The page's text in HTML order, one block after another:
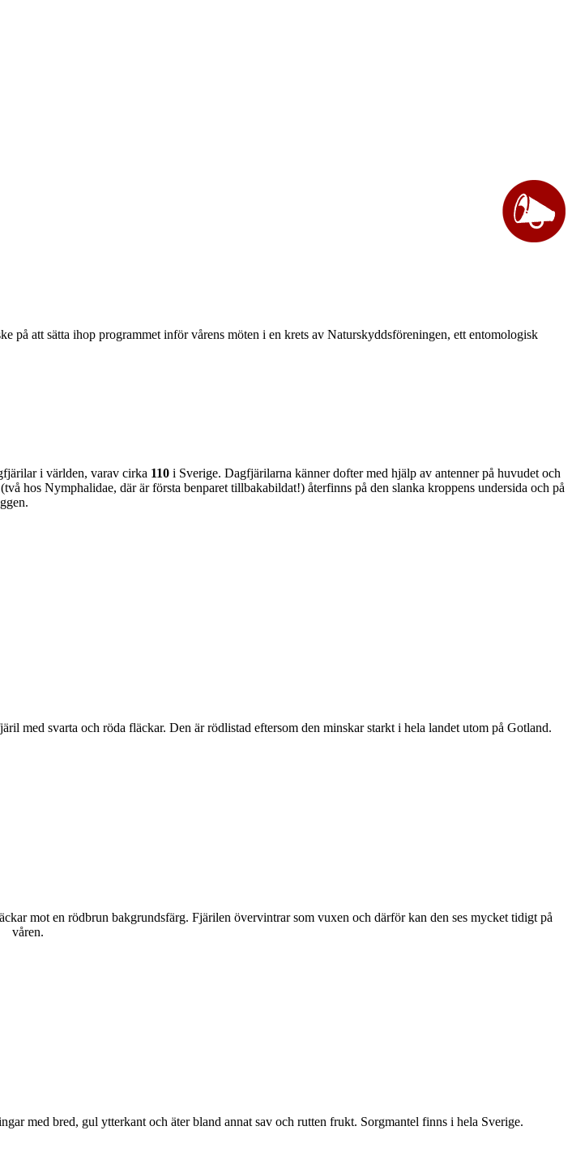
att sätta ihop programmet inför vårens möten i en krets av Naturskyddsföreningen, ett entomologisk
i världen, varav cirka 110 i Sverige. Dagfjärilarna känner dofter med hjälp av antenner på huvudet och
hos Nymphalidae, där är första benparet tillbakabildat!) återfinns på den slanka kroppens undersida och på
med svarta och röda fläckar. Den är rödlistad eftersom den minskar starkt i hela landet utom på Gotland.
mot en rödbrun bakgrundsfärg. Fjärilen övervintrar som vuxen och därför kan den ses mycket tidigt på
våren.
med bred, gul ytterkant och äter bland annat sav och rutten frukt. Sorgmantel finns i hela Sverige.